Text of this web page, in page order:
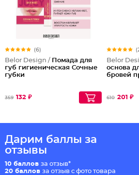
(6)
Belor Design / Помада для
губ гигиеническая Сочные
губки
359 132 ₽
Belor
основа
бровей
610 201 ₽
Дарим баллы за
отзывы
10 баллов за отзыв*
20 баллов за отзыв с фото товара